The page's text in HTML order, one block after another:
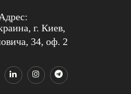
Адрес:
г. Киев,
34, оф. 2